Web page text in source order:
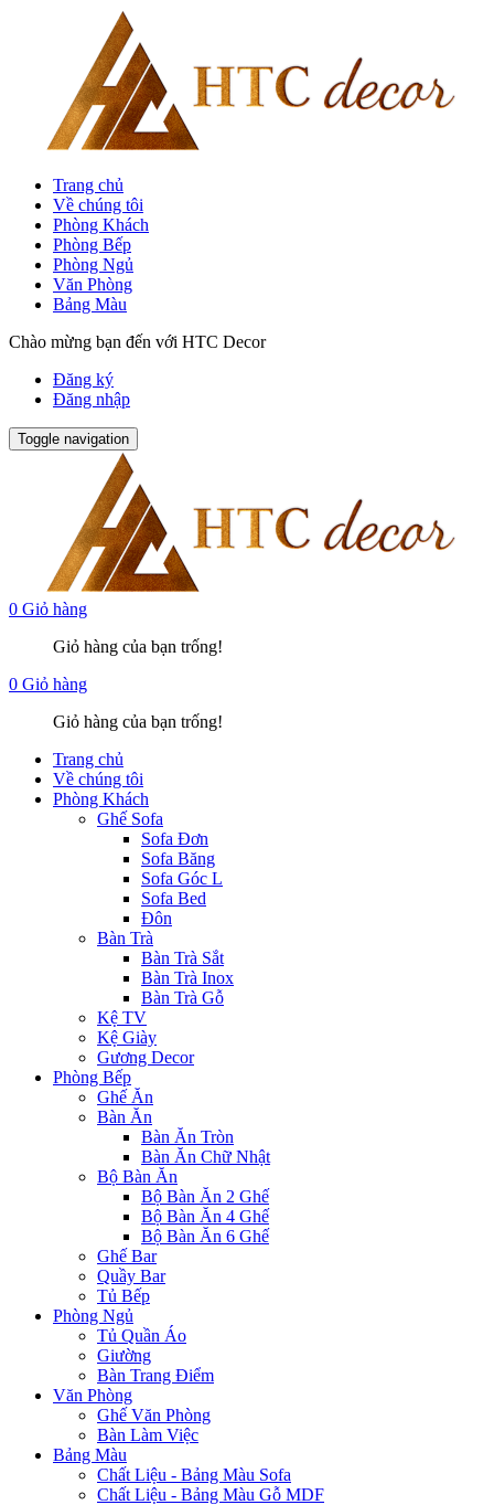
Trang chủ
Về chúng tôi
Phòng Khách
Phòng Bếp
Phòng Ngủ
Văn Phòng
Bảng Màu
Chào mừng bạn đến với HTC Decor
Đăng ký
Đăng nhập
Toggle navigation
0 Giỏ hàng
Giỏ hàng của bạn trống!
0 Giỏ hàng
Giỏ hàng của bạn trống!
Trang chủ
Về chúng tôi
Phòng Khách
Ghế Sofa
Sofa Đơn
Sofa Băng
Sofa Góc L
Sofa Bed
Đôn
Bàn Trà
Bàn Trà Sắt
Bàn Trà Inox
Bàn Trà Gỗ
Kệ TV
Kệ Giày
Gương Decor
Phòng Bếp
Ghế Ăn
Bàn Ăn
Bàn Ăn Tròn
Bàn Ăn Chữ Nhật
Bộ Bàn Ăn
Bộ Bàn Ăn 2 Ghế
Bộ Bàn Ăn 4 Ghế
Bộ Bàn Ăn 6 Ghế
Ghế Bar
Quầy Bar
Tủ Bếp
Phòng Ngủ
Tủ Quần Áo
Giường
Bàn Trang Điểm
Văn Phòng
Ghế Văn Phòng
Bàn Làm Việc
Bảng Màu
Chất Liệu - Bảng Màu Sofa
Chất Liệu - Bảng Màu Gỗ MDF